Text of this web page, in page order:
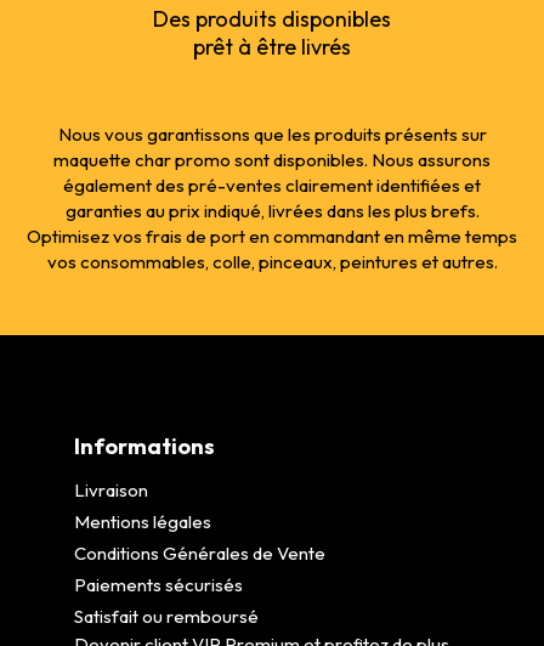
Des produits disponibles
prêt à être livrés
Nous vous garantissons que les produits présents sur
maquette char promo sont disponibles. Nous assurons
également des pré-ventes clairement identifiées et
garanties au prix indiqué, livrées dans les plus brefs.
Optimisez vos frais de port en commandant en même temps
vos consommables, colle, pinceaux, peintures et autres.
Informations
Livraison
Mentions légales
Conditions Générales de Vente
Paiements sécurisés
Satisfait ou remboursé